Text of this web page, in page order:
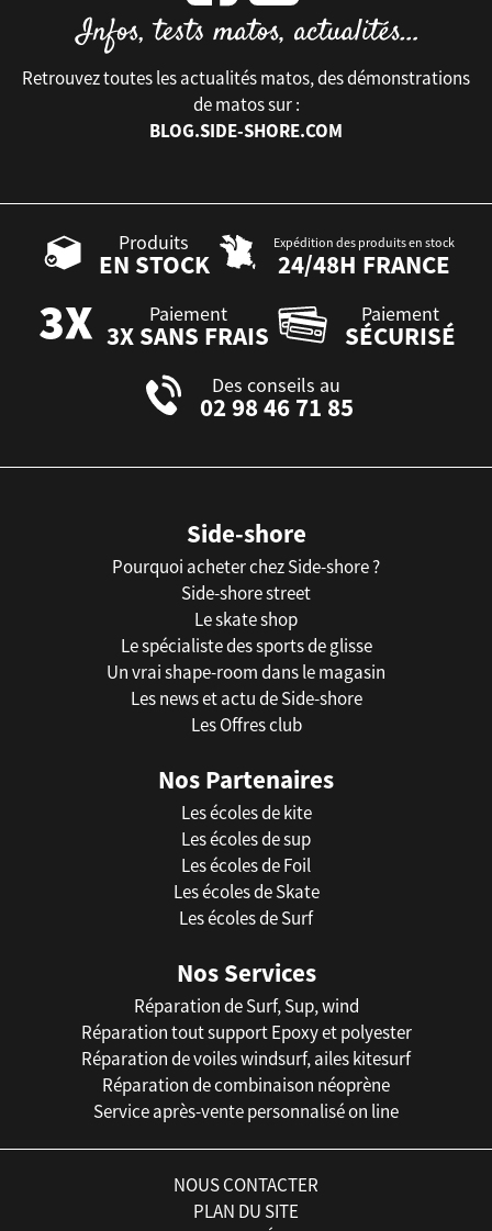
Retrouvez toutes les actualités matos, des démonstrations
de matos sur :
BLOG.SIDE-SHORE.COM
Produits
EN STOCK
Expédition des produits en stock
24/48H FRANCE
Paiement
3X SANS FRAIS
Paiement
SÉCURISÉ
Des conseils au
02 98 46 71 85
Side-shore
Pourquoi acheter chez Side-shore ?
Side-shore street
Le skate shop
Le spécialiste des sports de glisse
Un vrai shape-room dans le magasin
Les news et actu de Side-shore
Les Offres club
Nos Partenaires
Les écoles de kite
Les écoles de sup
Les écoles de Foil
Les écoles de Skate
Les écoles de Surf
Nos Services
Réparation de Surf, Sup, wind
Réparation tout support Epoxy et polyester
Réparation de voiles windsurf, ailes kitesurf
Réparation de combinaison néoprène
Service après-vente personnalisé on line
NOUS CONTACTER
PLAN DU SITE